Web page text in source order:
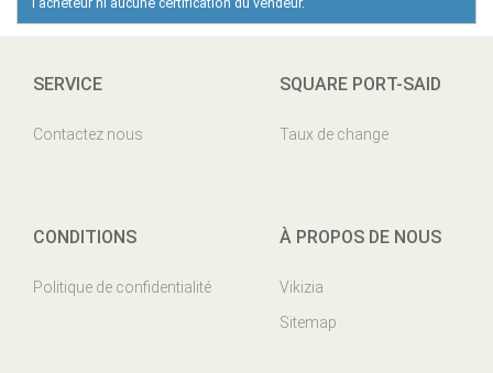
SERVICE
Contactez nous
SQUARE PORT-SAID
Taux de change
CONDITIONS
Politique de confidentialité
À PROPOS DE NOUS
Vikizia
Sitemap